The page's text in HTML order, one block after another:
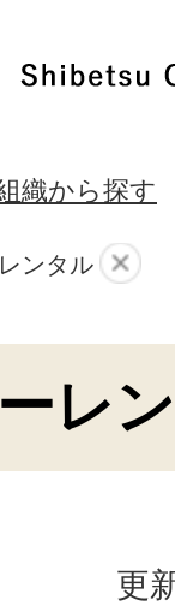
織から探す
ンタル
レ
更